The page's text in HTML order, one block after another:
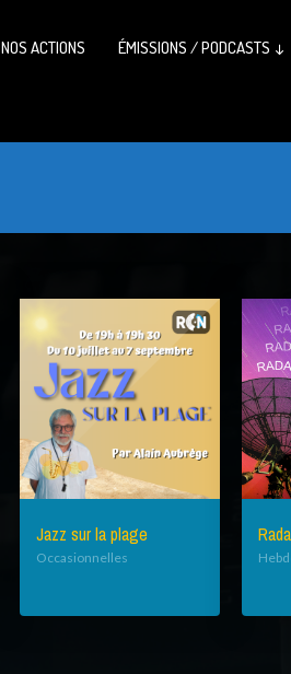
NOS ACTIONS ÉMISSIONS / PODCASTS ↓
Jazz sur la plage
Occasionnelles